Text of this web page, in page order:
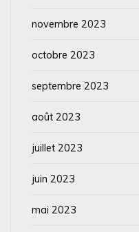
novembre 2023
octobre 2023
septembre 2023
août 2023
juillet 2023
juin 2023
mai 2023